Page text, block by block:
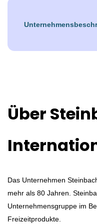
Über
Das Unternehmen
mehr als 80 Jahren.
Unternehmensgruppe im
Freizeitprodukte.
Schwertberg,
TECHNIK/